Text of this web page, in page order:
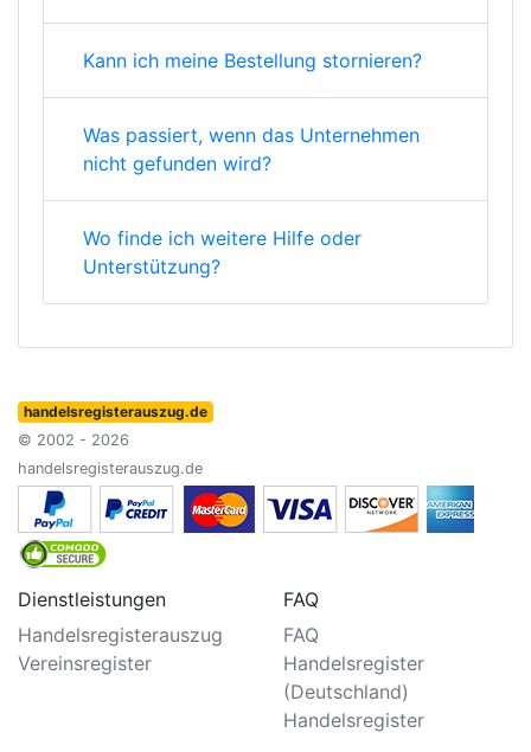
Kann ich meine Bestellung stornieren?
Was passiert, wenn das Unternehmen
nicht gefunden wird?
Wo finde ich weitere Hilfe oder
Unterstützung?
handelsregisterauszug.de
© 2002 - 2026
handelsregisterauszug.de
Dienstleistungen
Handelsregisterauszug
Vereinsregister
FAQ
FAQ
Handelsregister
(Deutschland)
Handelsregister